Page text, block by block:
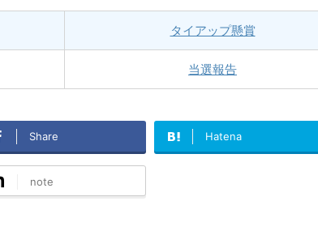
タイアップ懸賞
当選報告
Share Hatena
note